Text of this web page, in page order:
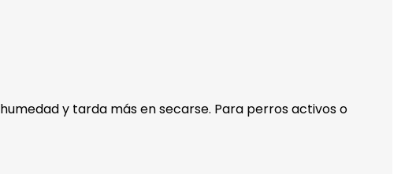
y tarda más en secarse. Para perros activos o